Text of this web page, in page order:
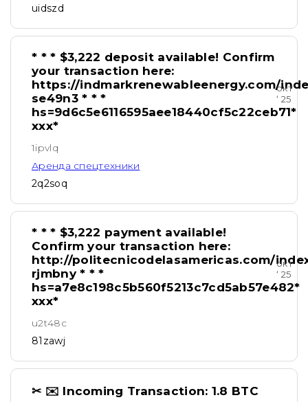
uidszd
* * * $3,222 deposit available! Confirm
your transaction here:
https://indmarkrenewableenergy.com/
se49n3 * * *
hs=9d6c5e6116595aee18440cf5c22ceb71*
ххх*
окт
‘ 25
1ipvlq
Аренда спецтехники
2q2soq
* * * $3,222 payment available!
Confirm your transaction here:
http://politecnicodelasamericas.com/
rjmbny * * *
hs=a7e8c198c5b560f5213c7cd5ab57e482*
ххх*
окт
‘ 25
u2t48c
81zawj
✂ ✉️ Incoming Transaction: 1.8 BTC